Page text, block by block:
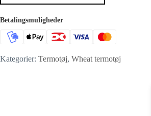
Betalingsmuligheder
Kategorier: Termotøj, Wheat termotøj